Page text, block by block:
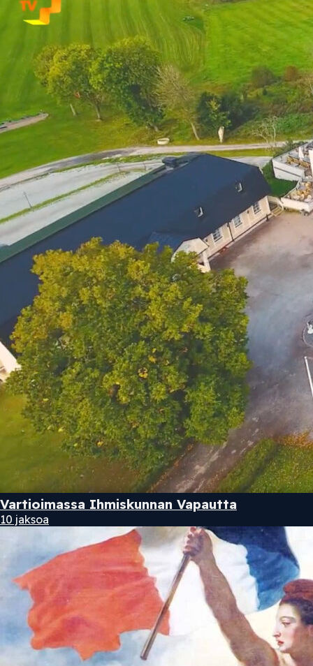
Vartioimassa Ihmiskunnan Vapautta
10 jaksoa